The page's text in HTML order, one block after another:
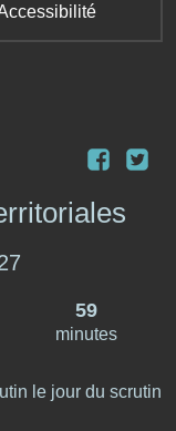
59
minutes
le jour du scrutin